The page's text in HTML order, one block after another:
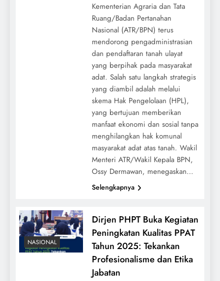
Kementerian Agraria dan Tata
Ruang/Badan Pertanahan
Nasional (ATR/BPN) terus
mendorong pengadministrasian
dan pendaftaran tanah ulayat
yang berpihak pada masyarakat
adat. Salah satu langkah strategis
yang diambil adalah melalui
skema Hak Pengelolaan (HPL),
yang bertujuan memberikan
manfaat ekonomi dan sosial tanpa
menghilangkan hak komunal
masyarakat adat atas tanah. Wakil
Menteri ATR/Wakil Kepala BPN,
Ossy Dermawan, menegaskan…
Selengkapnya
NASIONAL
Dirjen PHPT Buka Kegiatan
Peningkatan Kualitas PPAT
Tahun 2025: Tekankan
Profesionalisme dan Etika
Jabatan